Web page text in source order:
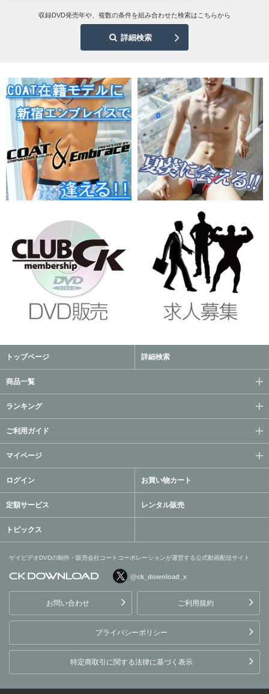
収録DVD発売年や、複数の条件を組み合わせた検索はこちらから
詳細検索
トップページ 詳細検索
商品一覧
ランキング
ご利用ガイド
マイページ
ログイン お買い物カート
定額サービス レンタル販売
トピックス
ゲイビデオDVDの制作・販売会社コートコーポレーションが運営する公式動画配信サイト
ョンが運営する公式動画配
信サイト
@ck_download_x
お問い合わせ ご利用規約
プライバシーポリシー
特定商取引に関する法律に基づく表示